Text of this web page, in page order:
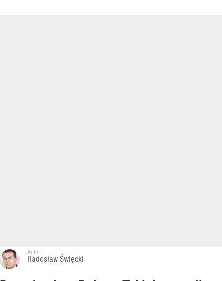
Autor:
Radosław Święcki